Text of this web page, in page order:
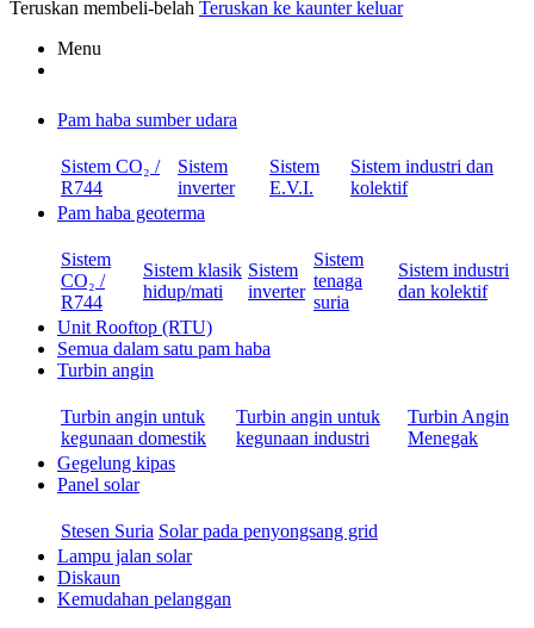
Teruskan membeli-belah Teruskan ke kaunter keluar
Menu
Pam haba sumber udara
Sistem CO₂ /
R744
Sistem
inverter
Sistem
E.V.I.
Sistem industri dan
kolektif
Pam haba geoterma
Sistem
CO₂ /
R744
Sistem klasik
hidup/mati
Sistem
inverter
Sistem
tenaga
suria
Sistem industri
dan kolektif
Unit Rooftop (RTU)
Semua dalam satu pam haba
Turbin angin
Turbin angin untuk
kegunaan domestik
Turbin angin untuk
kegunaan industri
Turbin Angin
Menegak
Gegelung kipas
Panel solar
Stesen Suria Solar pada penyongsang grid
Lampu jalan solar
Diskaun
Kemudahan pelanggan